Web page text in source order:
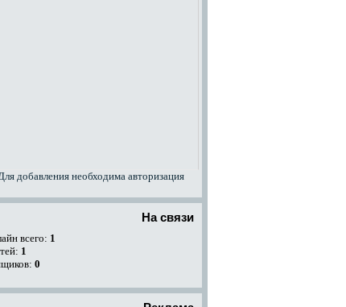
добавления необходима авторизация
На связи
всего: 1
1
0